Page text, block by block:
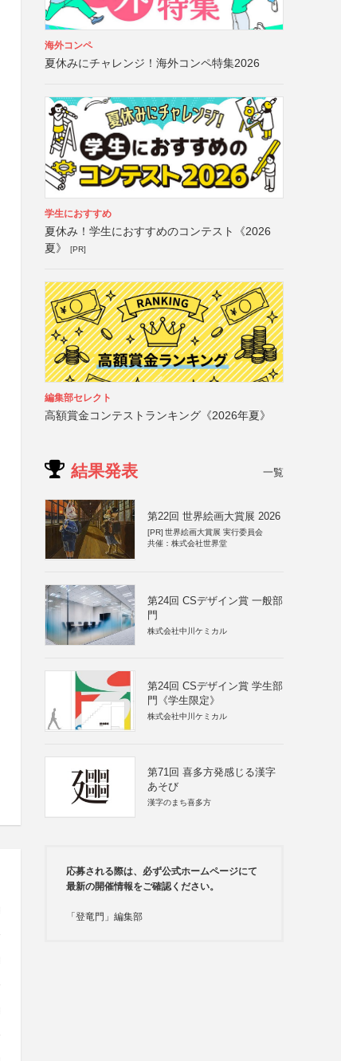
海外コンペ
夏休みにチャレンジ！海外コンペ特集2026
学生におすすめ
夏休み！学生におすすめのコンテスト《2026
夏》
[PR]
編集部セレクト
高額賞金コンテストランキング《2026年夏》
結果発表 一覧
第22回 世界絵画大賞展 2026
[PR] 世界絵画大賞展 実行委員会
共催：株式会社世界堂
第24回 CSデザイン賞 一般部
門
株式会社中川ケミカル
第24回 CSデザイン賞 学生部
門《学生限定》
株式会社中川ケミカル
第71回 喜多方発感じる漢字
あそび
漢字のまち喜多方
応募される際は、必ず公式ホームページにて
最新の開催情報をご確認ください。
「登竜門」編集部